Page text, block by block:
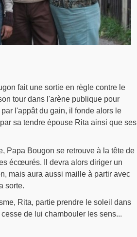
fait une sortie en règle contre le
tour dans l'arène publique pour
l'appât du gain, il fonde alors le
sa tendre épouse Rita ainsi que ses
Papa Bougon se retrouve à la tête de
écœurés. Il devra alors diriger un
mais aura aussi maille à partir avec
sorte.
Rita, partie prendre le soleil dans
de lui chambouler les sens...